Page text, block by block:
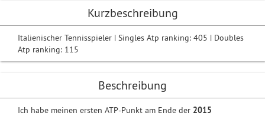
Kurzbeschreibung
Italienischer Tennisspieler | Singles Atp ranking: 405 | Doubles
Atp ranking: 115
Beschreibung
Ich habe meinen ersten ATP-Punkt am Ende der 2015